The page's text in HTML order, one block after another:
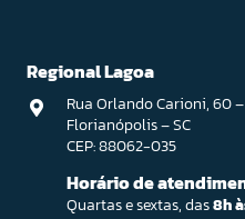
Regional Lagoa
Rua Orlando Carioni, 60
Florianópolis – SC
CEP: 88062-035
Horário de
Quartas e sextas, das8h